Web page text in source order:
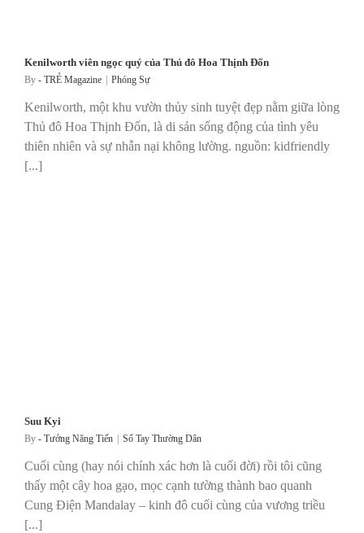
Kenilworth viên ngọc quý của Thủ đô Hoa Thịnh Đốn
By - TRẺ Magazine | Phóng Sự
Kenilworth, một khu vườn thủy sinh tuyệt đẹp nằm giữa lòng
Thủ đô Hoa Thịnh Đốn, là di sản sống động của tình yêu
thiên nhiên và sự nhẫn nại không lường. nguồn: kidfriendly
[...]
Suu Kyi
By - Tưởng Năng Tiến Sổ Tay Thường Dân
Cuối cùng (hay nói chính xác hơn là cuối đời) rồi tôi cũng
thấy một cây hoa gạo, mọc cạnh tường thành bao quanh
Cung Điện Mandalay – kinh đô cuối cùng của vương triều
[...]